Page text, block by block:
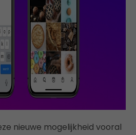
nieuwe mogelijkheid vooral